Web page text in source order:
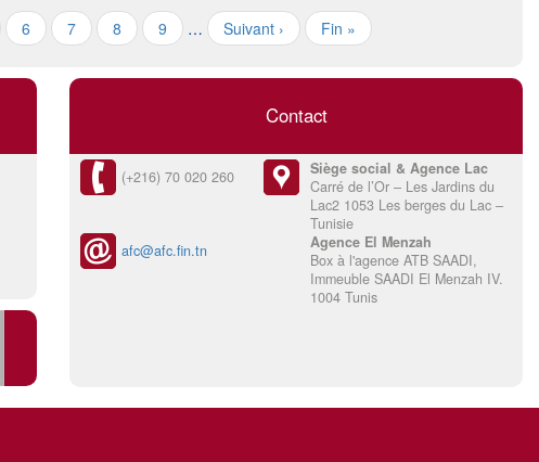
6 7 8 9 … Suivant › Fin »
Contact
(+216) 70 020 260
Siège social & Agence Lac
Carré de l’Or – Les Jardins du
Lac2 1053 Les berges du Lac –
Tunisie
afc@afc.fin.tn
Agence El Menzah
Box à l'agence ATB SAADI,
Immeuble SAADI El Menzah IV.
1004 Tunis